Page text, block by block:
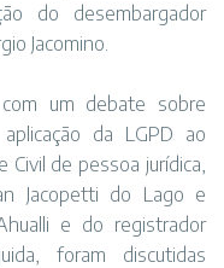
do desembargador
Jacomino.
um debate sobre
da LGPD ao
de pessoa jurídica,
Jacopetti do Lago e
e do registrador
foram discutidas